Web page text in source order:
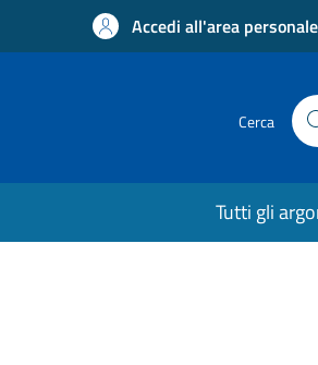
Accedi all'area personale
Cerca
Tutti gli